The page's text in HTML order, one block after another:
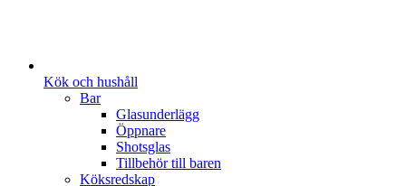
Kök och hushåll
Bar
Glasunderlägg
Öppnare
Shotsglas
Tillbehör till baren
Köksredskap